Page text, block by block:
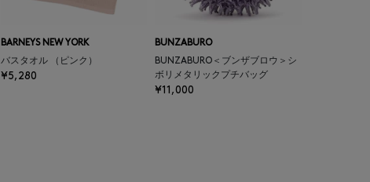
BARNEYS NEW YORK
バスタオル （ピンク）
¥5,280
BUNZABURO
BUNZABURO＜ブンザブロウ＞シ
ボリメタリックプチバッグ
¥11,000